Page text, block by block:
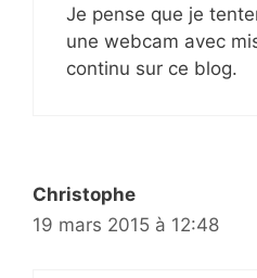
Je pense que je
une webcam avec
continu sur ce blog.
Christophe
19 mars 2015 à 12:48